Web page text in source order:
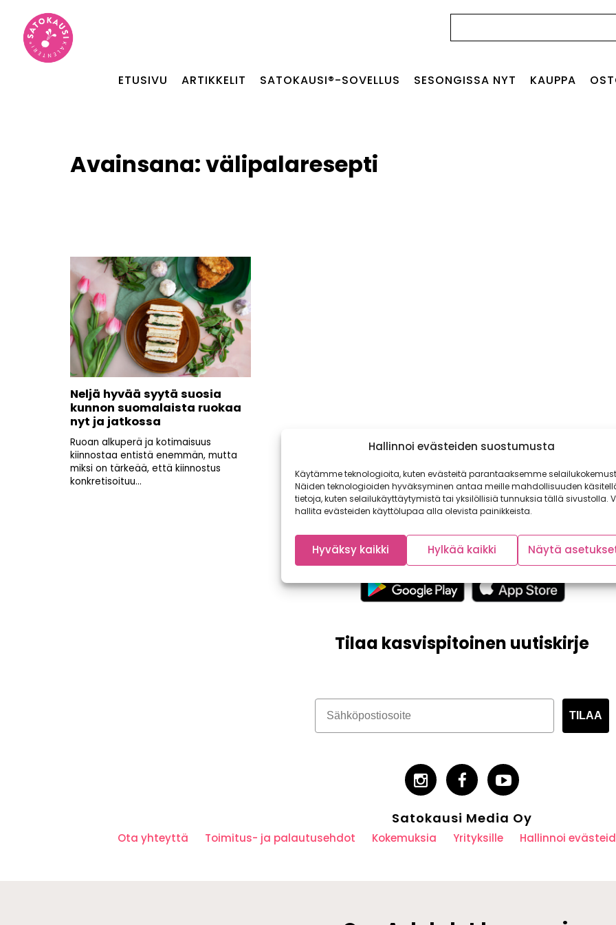
Hallinnoi evästeiden suostumusta
Käytämme teknologioita, kuten evästeitä parantaaksemme
Näiden teknologioiden hyväksyminen antaa meille mahdollisuuden
tietoja, kuten selailukäyttäytymistä tai yksilöllisiä tunnuksia tällä sivustolla.
hallita evästeiden käyttölupaa alla olevista painikkeista.
Hyväksy kaikki Hylkää kaikki Näytä
ETUSIVU ARTIKKELIT SATOKAUSI®-SOVELLUS SESONGISSA NYT KAUPPA
Avainsana:välipalaresepti
Neljä hyvää syytä suosia
kunnon suomalaista ruokaa
nyt ja jatkossa
Ruoan alkuperä ja kotimaisuus
kiinnostaa entistä enemmän, mutta
miksi on tärkeää, että kiinnostus
konkretisoituu...
Tilaa kasvispitoinen uutiskirje
TILAA
Satokausi Media Oy
Ota yhteyttä Toimitus- ja palautusehdot Kokemuksia Yrityksille Hallinnoi